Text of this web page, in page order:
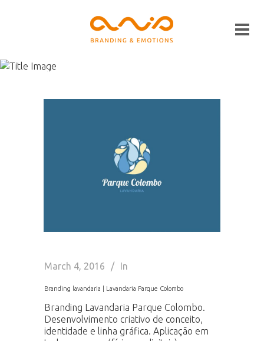
Archive
March 4, 2016 In
Branding lavandaria | Lavandaria Parque Colombo
Branding Lavandaria Parque Colombo.
Desenvolvimento criativo de conceito,
identidade e linha gráfica. Aplicação em